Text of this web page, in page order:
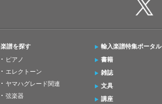
楽譜を探す
ピアノ
エレクトーン
ヤマハグレード関連
弦楽器
輸入楽譜特集ポータル
書籍
雑誌
文具
講座